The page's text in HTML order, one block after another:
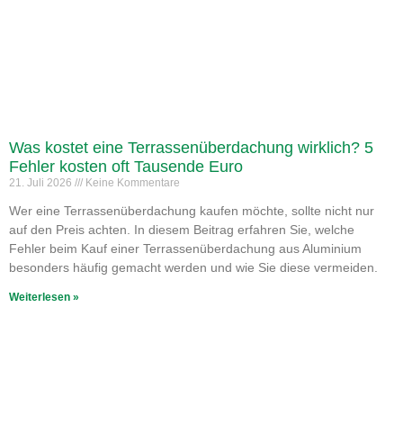
Was kostet eine Terrassenüberdachung wirklich? 5
Fehler kosten oft Tausende Euro
21. Juli 2026 Keine Kommentare
Wer eine Terrassenüberdachung kaufen möchte, sollte nicht nur
auf den Preis achten. In diesem Beitrag erfahren Sie, welche
Fehler beim Kauf einer Terrassenüberdachung aus Aluminium
besonders häufig gemacht werden und wie Sie diese vermeiden.
Weiterlesen »